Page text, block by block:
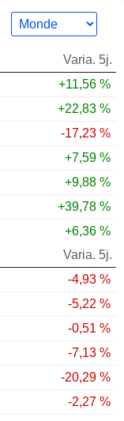
Varia. 5j.
+11,56 %
+22,83 %
-17,23 %
+7,59 %
+9,88 %
+39,78 %
+6,36 %
Varia. 5j.
-4,93 %
-5,22 %
-0,51 %
-7,13 %
-20,29 %
-2,27 %